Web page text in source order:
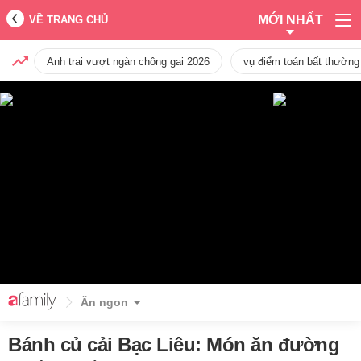
VỀ TRANG CHỦ MỚI NHẤT
Anh trai vượt ngàn chông gai 2026 vụ điểm toán bất
Ăn ngon
Bánh củ cải Bạc Liêu: Món ăn đường